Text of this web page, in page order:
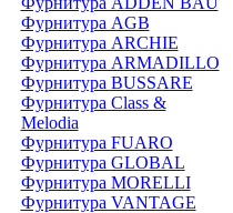
Фурнитура AGB
Фурнитура ARCHIE
Фурнитура ARMADILLO
Фурнитура BUSSARE
Фурнитура Class &
Melodia
Фурнитура FUARO
Фурнитура GLOBAL
Фурнитура MORELLI
Фурнитура VANTAGE